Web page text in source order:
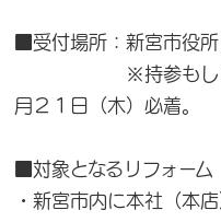
■受付場所：新宮市役所
※持参もしくは郵
月２１日（木）必着。
■対象となるリフォーム
・新宮市内に本社（本